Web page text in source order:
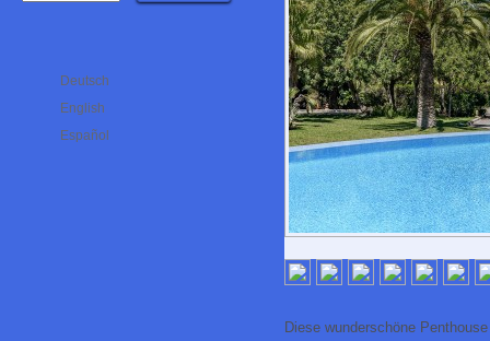
Deutsch
English
Español
Diese wunderschöne